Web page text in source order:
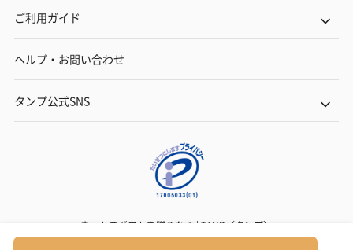
ご利用ガイド
ヘルプ・お問い合わせ
タンプ公式SNS
ネットでギフトを贈るなら | TANP（タンプ）